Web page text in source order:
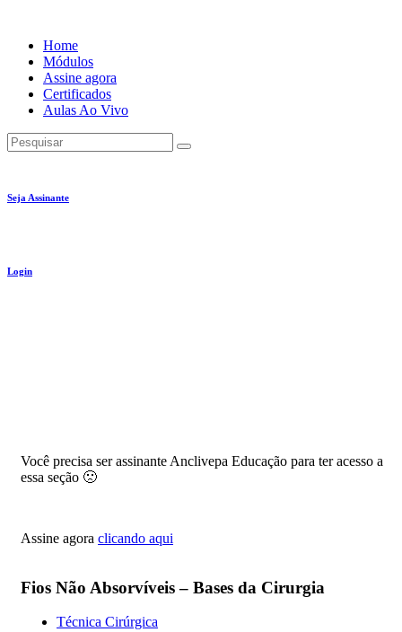
conteúdo
Home
Módulos
Assine agora
Certificados
Aulas Ao Vivo
Pesquisar
Seja Assinante
Login
Você precisa ser assinante Anclivepa Educação para ter acesso a
essa seção 🙁
Assine agora clicando aqui
Fios Não Absorvíveis – Bases da Cirurgia
Técnica Cirúrgica